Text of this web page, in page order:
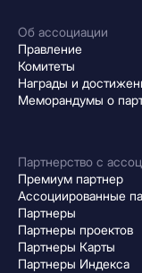
Об ассоциации
Правление
Комитеты
Награды и
Меморандумы о
Партнерство с
Премиум партнер
Ассоциированные
Партнеры
Партнеры проектов
Партнеры Карты
Партнеры Индекса